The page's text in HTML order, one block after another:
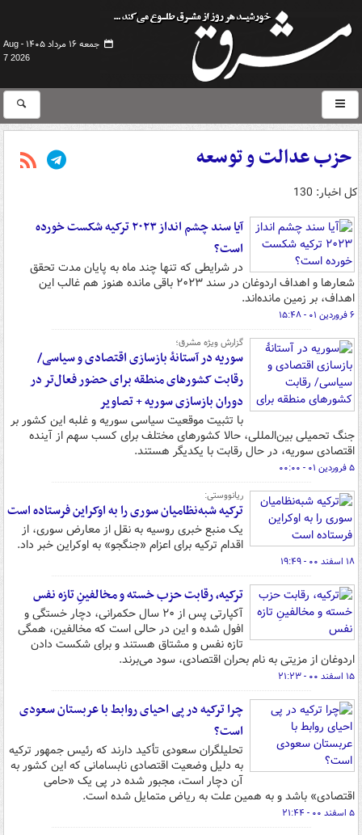
جمعه ۱۶ مرداد ۱۴۰۵ -
Aug
7 2026
حزب عدالت و توسعه
کل اخبار: 130
آیا سند چشم انداز ۲۰۲۳ ترکیه شکست خورده
است؟
در شرایطی که تنها چند ماه به پایان مدت تحقق
شعارها و اهداف اردوغان در سند ۲۰۲۳ باقی مانده هنوز هم غالب این
اهداف، بر زمین مانده‌اند.
۶ فروردین ۰۱ - ۱۵:۴۸
گزارش ویژه مشرق؛
سوریه در آستانۀ بازسازی اقتصادی و سیاسی/
رقابت کشورهای منطقه برای حضور فعال‌تر در
دوران بازسازی سوریه + تصاویر
با تثبیت موقعیت سیاسی سوریه و غلبه این کشور بر
جنگ تحمیلی بین‌المللی، حالا کشورهای مختلف برای کسب سهم از آینده
اقتصادی سوریه، در حال رقابت با یکدیگر هستند.
۵ فروردین ۰۱ - ۰۰:۰۰
ریانووستی:
ترکیه شبه‌نظامیان سوری را به اوکراین فرستاده است
یک منبع خبری روسیه به نقل از معارض سوری، از
اقدام ترکیه برای اعزام «جنگجو» به اوکراین خبر داد.
۱۸ اسفند ۰۰ - ۱۹:۴۹
ترکیه، رقابت حزب خسته و مخالفینِ تازه نفس
آکپارتی پس از ۲۰ سال حکمرانی، دچار خستگی و
افول شده و این در حالی است که مخالفین، همگی
تازه نفس و مشتاق هستند و برای شکست دادن
اردوغان از مزیتی به نام بحران اقتصادی، سود می‌برند.
۱۵ اسفند ۰۰ - ۲۱:۲۳
چرا ترکیه در پی احیای روابط با عربستان سعودی
است؟
تحلیلگران سعودی تأکید دارند که رئیس جمهور ترکیه
به دلیل وضعیت اقتصادی نابسامانی که این کشور به
آن دچار است، مجبور شده در پی یک «حامی
اقتصادی» باشد و به همین علت به ریاض متمایل شده است.
۵ اسفند ۰۰ - ۲۱:۴۴